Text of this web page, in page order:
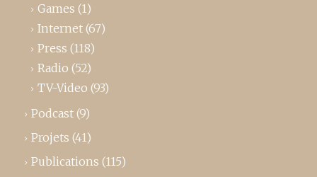
Games (1)
Internet (67)
Press (118)
Radio (52)
TV-Video (93)
Podcast (9)
Projets (41)
Publications (115)